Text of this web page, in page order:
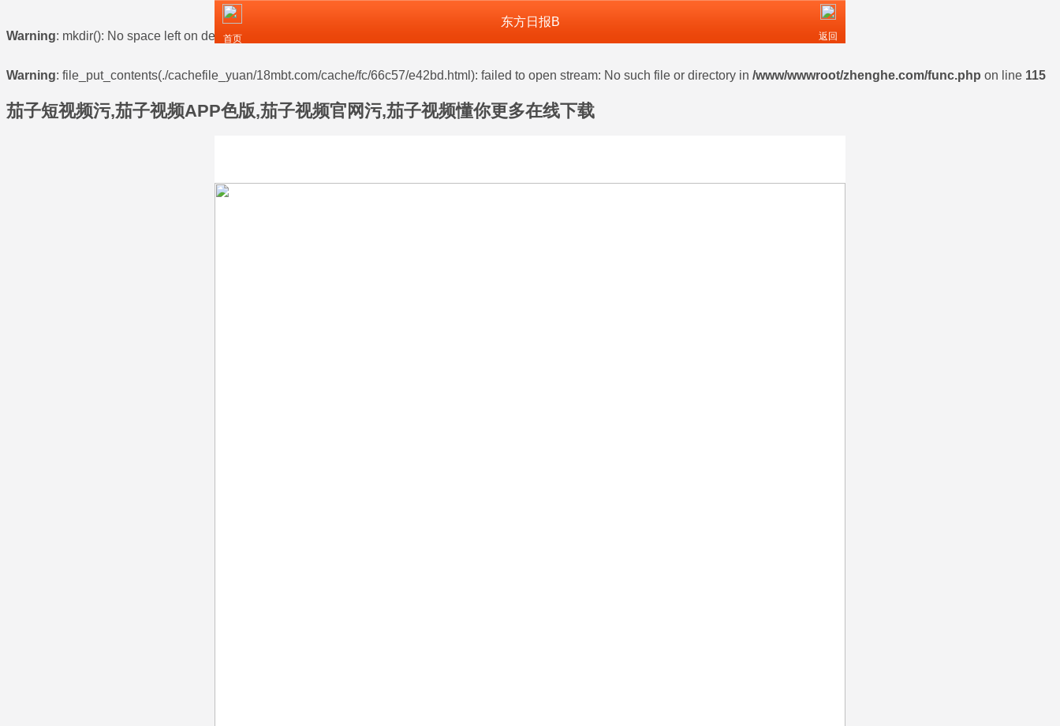
Warning: mkdir(): No space left on device in
Warning: file_put_contents(./cachefile_yuan/18mbt.com/cache/fc/66c57/e42bd.html): failed to open stream: No such file or directory in /www/wwwroot/zhenghe.com/func.php on line 115
茄子短视频污,茄子视频APP色版,茄子视频官网污,茄子视频懂你更多在线下载
首页
东方日报B
返回